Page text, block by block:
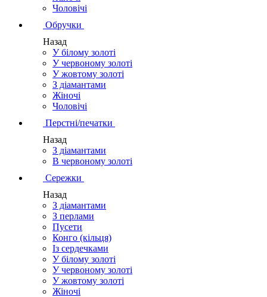
Чоловічі
Обручки
Назад
У білому золоті
У червоному золоті
У жовтому золоті
З діамантами
Жіночі
Чоловічі
Перстні/печатки
Назад
З діамантами
В червоному золоті
Сережки
Назад
З діамантами
З перлами
Пусети
Конго (кільця)
Із сердечками
У білому золоті
У червоному золоті
У жовтому золоті
Жіночі